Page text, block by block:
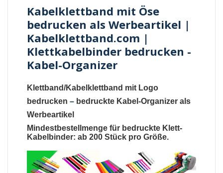
Kabelklettband mit Öse
bedrucken als Werbeartikel |
Kabelklettband.com |
Klettkabelbinder bedrucken -
Kabel-Organizer
Klettband/Kabelklettband mit Logo
bedrucken – bedruckte Kabel-Organizer als
Werbeartikel
Mindestbestellmenge für bedruckte Klett-
Kabelbinder: ab 200 Stück pro Größe.